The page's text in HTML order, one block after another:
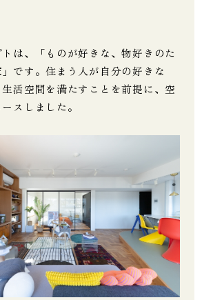
は、「ものが好きな、物好きのた
です。住まう人が自分の好きな
生活空間を満たすことを前提に、空
スしました。